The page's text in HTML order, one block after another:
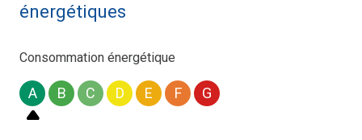
énergétiques
Consommation énergétique
A B C D E F G